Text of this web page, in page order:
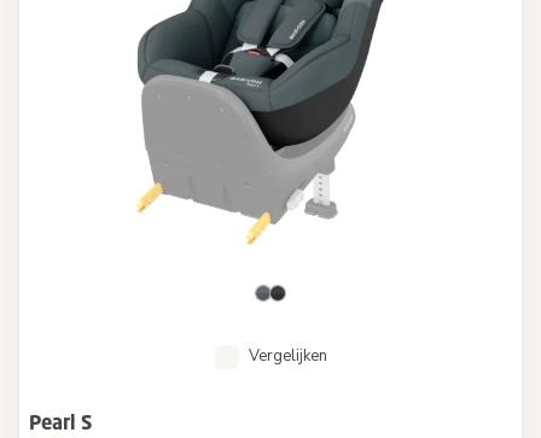
Vergelijken
Pearl S